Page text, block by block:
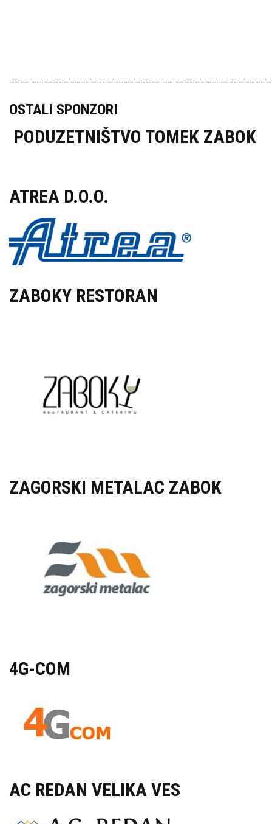
OSTALI SPONZORI
PODUZETNIŠTVO TOMEK ZABOK
ATREA D.O.O.
ZABOKY RESTORAN
ZAGORSKI METALAC ZABOK
4G-COM
AC REDAN VELIKA VES